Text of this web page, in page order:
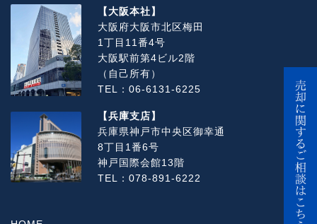
【大阪本社】
大阪府大阪市北区梅田
1丁目11番4号
大阪駅前第4ビル2階
（自己所有）
TEL：06-6131-6225
【兵庫支店】
兵庫県神戸市中央区御幸通
8丁目1番6号
神戸国際会館13階
TEL：078-891-6222